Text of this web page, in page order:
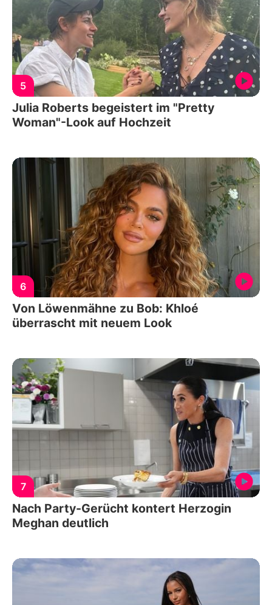
5
Julia Roberts begeistert im "Pretty
Woman"-Look auf Hochzeit
6
Von Löwenmähne zu Bob: Khloé
überrascht mit neuem Look
7
Nach Party-Gerücht kontert Herzogin
Meghan deutlich